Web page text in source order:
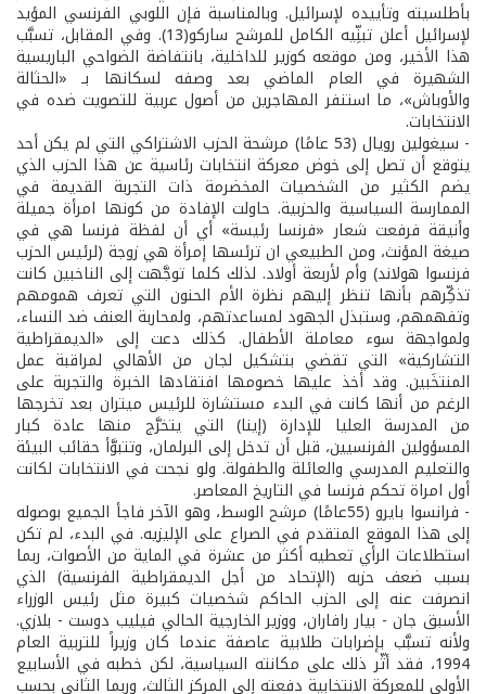
بأطلسيته وتأييده لإسرائيل. وبالمناسبة فإن اللوبي الفرنسي المؤيد
لإسرائيل أعلن تبنِّيه الكامل للمرشح ساركو(13). وفي المقابل، تسبَّب
هذا الأخير، ومن موقعه كوزير للداخلية، بانتفاضة الضواحي الباريسية
الشهيرة في العام الماضي بعد وصفه لسكانها بـ «الحثالة
والأوباش»، ما استنفر المهاجرين من أصول عربية للتصويت ضده في
الانتخابات.
- سيغولين رويال (53 عامًا) مرشحة الحزب الاشتراكي التي لم يكن أحد
يتوقع أن تصل إلى خوض معركة انتخابات رئاسية عن هذا الحزب الذي
يضم الكثير من الشخصيات المخضرمة ذات التجربة القديمة في
الممارسة السياسية والحزبية. حاولت الإفادة من كونها امرأة جميلة
وأنيقة فرفعت شعار «فرنسا رئيسة» أي أن لفظة فرنسا هي في
صيغة المؤنث، ومن الطبيعي ان ترئسها إمرأة هي زوجة (لرئيس الحزب
فرنسوا هولاند) وأم لأربعة أولاد. لذلك كلما توجَّهت إلى الناخبين كانت
تذكِّرهم بأنها تنظر إليهم نظرة الأم الحنون التي تعرف همومهم
وتفهمهم، وستبذل الجهود لمساعدتهم، ولمحاربة العنف ضد النساء،
ولمواجهة سوء معاملة الأطفال. كذلك دعت إلى «الديمقراطية
التشاركية» التي تقضي بتشكيل لجان من الأهالي لمراقبة عمل
المنتخَبين. وقد أخذ عليها خصومها افتقادها الخبرة والتجربة على
الرغم من أنها كانت في البدء مستشارة للرئيس ميتران بعد تخرجها
من المدرسة العليا للإدارة (إينا) التي يتخرَّج منها عادة كبار
المسؤولين الفرنسيين، قبل أن تدخل إلى البرلمان، وتتبوَّأ حقائب البيئة
والتعليم المدرسي والعائلة والطفولة. ولو نجحت في الانتخابات لكانت
أول امراة تحكم فرنسا في التاريخ المعاصر.
- فرانسوا بايرو (55عامًا) مرشح الوسط، وهو الآخر فاجأ الجميع بوصوله
إلى هذا الموقع المتقدم في الصراع على الإليزيه. في البدء، لم تكن
استطلاعات الرأي تعطيه أكثر من عشرة في الماية من الأصوات، ربما
بسبب ضعف حزبه (الإتحاد من أجل الديمقراطية الفرنسية) الذي
انصرفت عنه إلى الحزب الحاكم شخصيات كبيرة مثل رئيس الوزراء
الأسبق جان - بيار رافاران، ووزير الخارجية الحالي فيليب دوست - بلازي.
ولأنه تسبَّب بإضرابات طلابية عاصفة عندما كان وزيراً للتربية العام
1994، فقد أثّر ذلك على مكانته السياسية، لكن خطبه في الأسابيع
الأولى للمعركة الانتخابية دفعته إلى المركز الثالث، وربما الثاني بحسب